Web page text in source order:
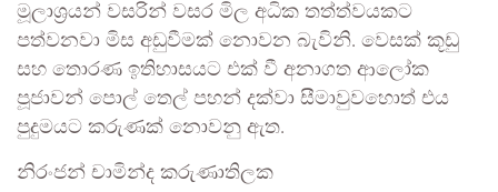
මූලාශ්‍රයන් වසරින් වසර මිල අධික තත්ත්වයකට
පත්වනවා මිස අඩුවීමක් නොවන බැවිනි. වෙසක් කූඩු
සහ තොරණ ඉතිහාසයට එක් වී අනාගත ආලෝක
පූජාවන් පොල් තෙල් පහන් දක්වා සීමාවුවහොත් එය
පුදුමයට කරුණක් නොවනු ඇත.
නිරංජන් චාමින්ද කරුණාතිලක